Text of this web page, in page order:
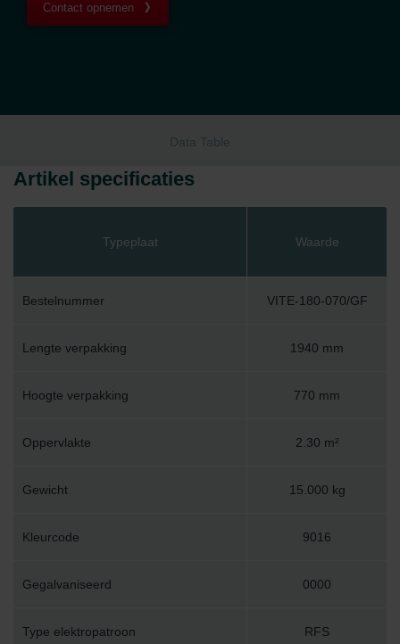
Contact opnemen
Data Table
Artikel specificaties
Typeplaat Waarde
Bestelnummer VITE-180-070/GF
Lengte verpakking 1940 mm
Hoogte verpakking 770 mm
Oppervlakte 2.30 m²
Gewicht 15.000 kg
Kleurcode 9016
Gegalvaniseerd 0000
Type elektropatroon RFS